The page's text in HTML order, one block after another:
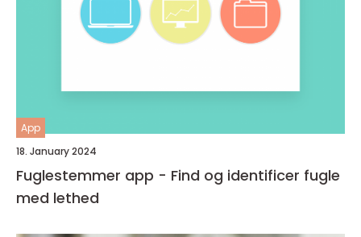
App
18. January 2024
Fuglestemmer app - Find og identificer fugle
med lethed